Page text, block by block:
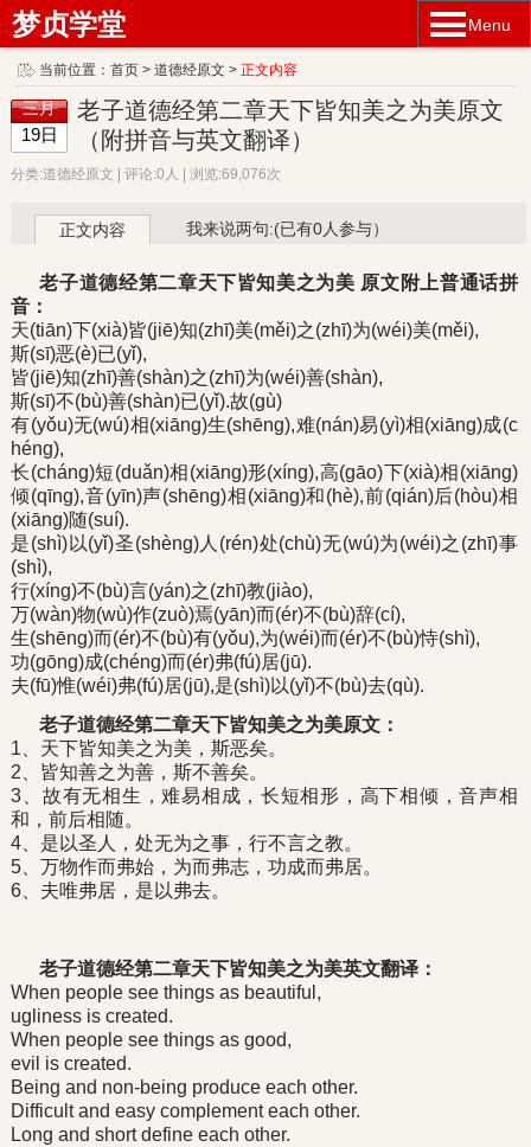
Menu
梦贞学堂
当前位置：首页 >道德经原文 >正文内容
三月
19日
老子道德经第二章天下皆知美之为美原文
（附拼音与英文翻译）
分类:道德经原文 | 评论:0人 | 浏览:69,076次
正文内容 我来说两句:(已有0人参与）
老子道德经第二章天下皆知美之为美 原文附上普通话拼
音：
天(tiān)下(xià)皆(jiē)知(zhī)美(měi)之(zhī)为(wéi)美(měi),
斯(sī)恶(è)已(yǐ),
皆(jiē)知(zhī)善(shàn)之(zhī)为(wéi)善(shàn),
斯(sī)不(bù)善(shàn)已(yǐ).故(gù)
有(yǒu)无(wú)相(xiāng)生(shēng),难(nán)易(yì)相(xiāng)成(c
héng),
长(cháng)短(duǎn)相(xiāng)形(xíng),高(gāo)下(xià)相(xiāng)
倾(qīng),音(yīn)声(shēng)相(xiāng)和(hè),前(qián)后(hòu)相
(xiāng)随(suí).
是(shì)以(yǐ)圣(shèng)人(rén)处(chù)无(wú)为(wéi)之(zhī)事
(shì),
行(xíng)不(bù)言(yán)之(zhī)教(jiào),
万(wàn)物(wù)作(zuò)焉(yān)而(ér)不(bù)辞(cí),
生(shēng)而(ér)不(bù)有(yǒu),为(wéi)而(ér)不(bù)恃(shì),
功(gōng)成(chéng)而(ér)弗(fú)居(jū).
夫(fū)惟(wéi)弗(fú)居(jū),是(shì)以(yǐ)不(bù)去(qù).
老子道德经第二章天下皆知美之为美原文：
1、天下皆知美之为美，斯恶矣。
2、皆知善之为善，斯不善矣。
3、故有无相生，难易相成，长短相形，高下相倾，音声相
和，前后相随。
4、是以圣人，处无为之事，行不言之教。
5、万物作而弗始，为而弗志，功成而弗居。
6、夫唯弗居，是以弗去。
老子道德经第二章天下皆知美之为美英文翻译：
When people see things as beautiful,
ugliness is created.
When people see things as good,
evil is created.
Being and non-being produce each other.
Difficult and easy complement each other.
Long and short define each other.